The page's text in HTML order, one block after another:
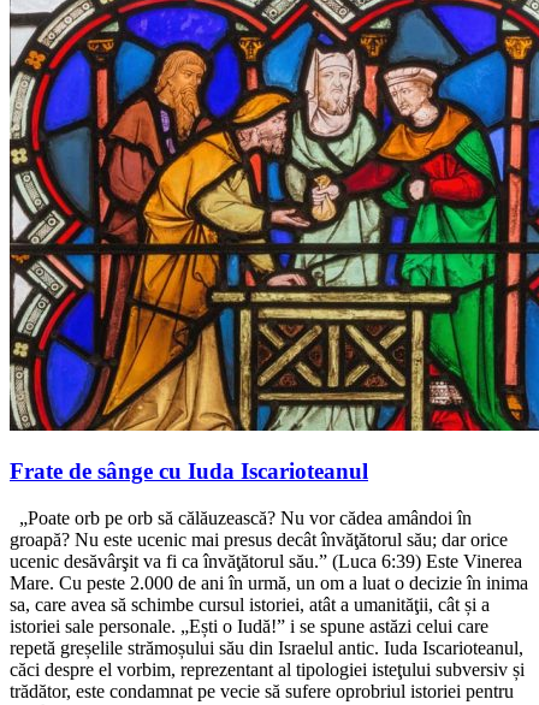
Frate de sânge cu Iuda Iscarioteanul
„Poate orb pe orb să călăuzească? Nu vor cădea amândoi în
groapă? Nu este ucenic mai presus decât învăţătorul său; dar orice
ucenic desăvârşit va fi ca învăţătorul său.” (Luca 6:39) Este Vinerea
Mare. Cu peste 2.000 de ani în urmă, un om a luat o decizie în inima
sa, care avea să schimbe cursul istoriei, atât a umanităţii, cât și a
istoriei sale personale. „Ești o Iudă!” i se spune astăzi celui care
repetă greșelile strămoșului său din Israelul antic. Iuda Iscarioteanul,
căci despre el vorbim, reprezentant al tipologiei isteţului subversiv și
trădător, este condamnat pe vecie să sufere oprobriul istoriei pentru